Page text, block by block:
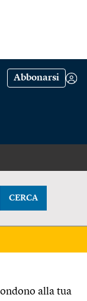
Abbonarsi
CERCA
alla tua